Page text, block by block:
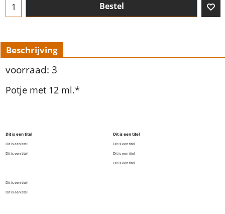
Bestel
Beschrijving
voorraad: 3
Potje met 12 ml.*
Dit is een titel
Dit is een titel
Dit is een titel
Dit is een titel
Dit is een titel
Dit is een titel
Dit is een titel
Dit is een titel
Dit is een titel